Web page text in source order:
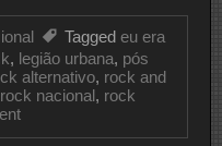
Tagged eu era
, legião urbana, pós
alternativo, rock and
rock nacional, rock
on